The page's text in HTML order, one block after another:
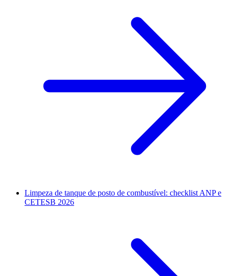
Limpeza de tanque de posto de combustível: checklist ANP e
CETESB 2026